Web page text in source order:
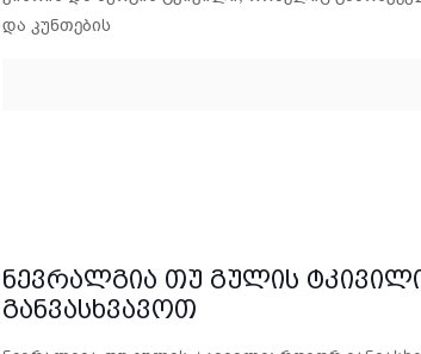
და კუნთების
ნევრალგია თუ გულის
განვასხვავოთ